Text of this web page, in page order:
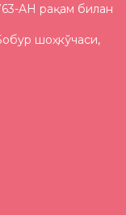
AH рақам билан
шоҳкўчаси,